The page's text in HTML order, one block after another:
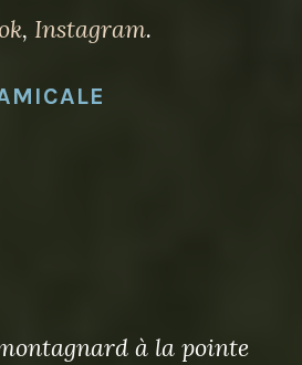
, Instagram.
à la pointe